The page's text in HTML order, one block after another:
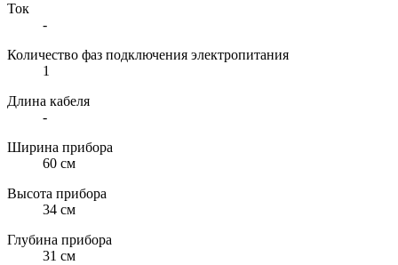
Ток
-
Количество фаз подключения электропитания
1
Длина кабеля
-
Ширина прибора
60 см
Высота прибора
34 см
Глубина прибора
31 см